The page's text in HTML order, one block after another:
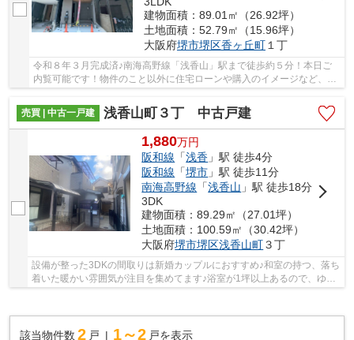
建物面積：89.01㎡（26.92坪）
土地面積：52.79㎡（15.96坪）
大阪府堺市堺区香ヶ丘町１丁
令和８年３月完成済♪南海高野線「浅香山」駅まで徒歩約５分！本日ご
内覧可能です！物件のこと以外に住宅ローンや購入のイメージなど、お
売買 | 中古一戸建
浅香山町３丁 中古戸建
1,880万円
阪和線 「浅香 」駅 徒歩4分
阪和線 「堺市 」駅 徒歩11分
南海高野線 「浅香山 」駅 徒歩18分
3DK
建物面積：89.29㎡（27.01坪）
土地面積：100.59㎡（30.42坪）
大阪府堺市堺区浅香山町３丁
設備が整った3DKの間取りは新婚カップルにおすすめ♪和室の持つ、落ち
着いた暖かい雰囲気が注目を集めてます♪浴室が1坪以上あるので、ゆっ
該当物件数 2 戸 1～2 戸を表示